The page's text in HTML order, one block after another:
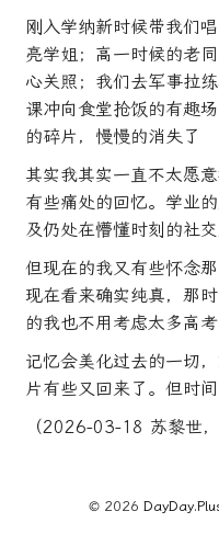
刚入学纳新时候带我们
亮学姐；高一时候的老
心关照；我们去军事拉
课冲向食堂抢饭的有趣
的碎片，慢慢的消失了
其实我其实一直不太愿
有些痛处的回忆。学业
及仍处在懵懂时刻的社交
但现在的我又有些怀念
现在看来确实纯真，那
的我也不用考虑太多高考
记忆会美化过去的一切
片有些又回来了。但时
（2026-03-18 苏黎世，
© 2026